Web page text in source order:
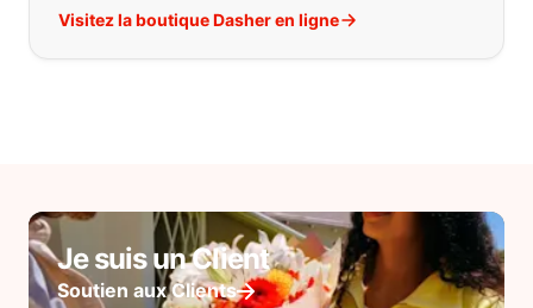
Visitez la boutique Dasher en ligne
Je suis un Client
Soutien aux Clients